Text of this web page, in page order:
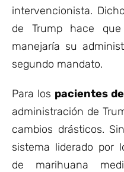
intervencionista.
de Trump hace
manejaría su
segundo mandato.
Para los pacientes
administración de
cambios drásticos.
sistema liderado por
de marihuana